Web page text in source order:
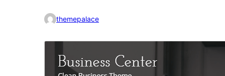
themepalace